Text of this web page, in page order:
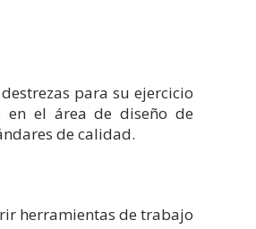
para su ejercicio
en el área de diseño de
de calidad.
herramientas de trabajo